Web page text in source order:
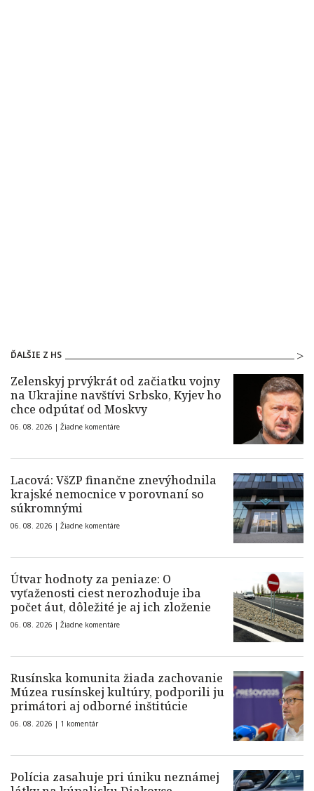
ĎALŠIE Z HS
Zelenskyj prvýkrát od začiatku vojny
na Ukrajine navštívi Srbsko, Kyjev ho
chce odpútať od Moskvy
06. 08. 2026 | Žiadne komentáre
Lacová: VšZP finančne znevýhodnila
krajské nemocnice v porovnaní so
súkromnými
06. 08. 2026 | Žiadne komentáre
Útvar hodnoty za peniaze: O
vyťaženosti ciest nerozhoduje iba
počet áut, dôležité je aj ich zloženie
06. 08. 2026 | Žiadne komentáre
Rusínska komunita žiada zachovanie
Múzea rusínskej kultúry, podporili ju
primátori aj odborné inštitúcie
06. 08. 2026 | 1 komentár
Polícia zasahuje pri úniku neznámej